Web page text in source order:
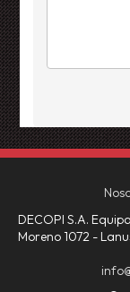
DECOPI S.A.
Moreno 1072 -